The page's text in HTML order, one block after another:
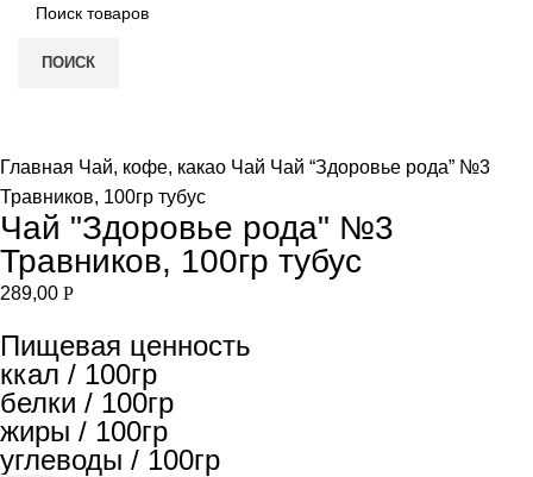
ПОИСК
Главная Чай, кофе, какао Чай Чай “Здоровье рода” №3
Травников, 100гр тубус
Чай "Здоровье рода" №3
Травников, 100гр тубус
289,00 Р
Пищевая ценность
ккал / 100гр
белки / 100гр
жиры / 100гр
углеводы / 100гр